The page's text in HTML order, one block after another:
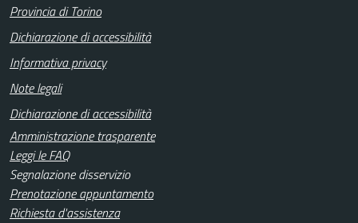
Provincia di Torino
Dichiarazione di accessibilità
Informativa privacy
Note legali
Dichiarazione di accessibilità
Amministrazione trasparente
Leggi le FAQ
Segnalazione disservizio
Prenotazione appuntamento
Richiesta d'assistenza